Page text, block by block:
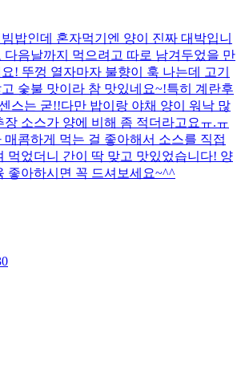
밥인데 혼자먹기엔 양이 진짜 대박입니
다음날까지 먹으려고 따로 남겨두었을 만
! 뚜껑 열자마자 불향이 훅 나는데 고기
숯불 맛이라 참 맛있네요~!특히 계란후
스는 굳!! ​다만 밥이랑 야채 양이 워낙 많
장 소스가 양에 비해 좀 적더라고요ㅠ.ㅠ
매콤하게 먹는 걸 좋아해서 소스를 직접
먹었더니 간이 딱 맞고 맛있었습니다! 양
좋아하시면 꼭 드셔보세요~^^